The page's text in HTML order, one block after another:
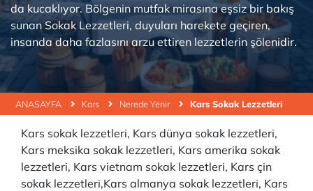
ANASAYFA Kars Nerede Yenir Kars Sokak Lezzetleri
da kucaklıyor. Bölgenin mutfak mirasına eşsiz bir bakış
sunan Sokak Lezzetleri, duyuları harekete geçiren,
insanda daha fazlasını arzu ettiren lezzetlerin şölenidir.
Kars sokak lezzetleri, Kars dünya sokak lezzetleri,
Kars meksika sokak lezzetleri, Kars amerika sokak
lezzetleri, Kars vietnam sokak lezzetleri, Kars çin
sokak lezzetleri,Kars almanya sokak lezzetleri, Kars